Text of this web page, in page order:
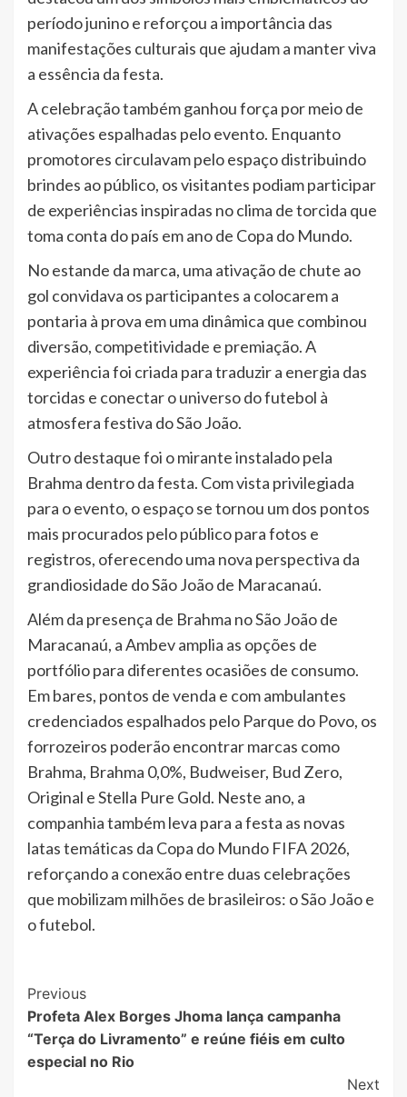
período junino e reforçou a importância das
manifestações culturais que ajudam a manter viva
a essência da festa.
A celebração também ganhou força por meio de
ativações espalhadas pelo evento. Enquanto
promotores circulavam pelo espaço distribuindo
brindes ao público, os visitantes podiam participar
de experiências inspiradas no clima de torcida que
toma conta do país em ano de Copa do Mundo.
No estande da marca, uma ativação de chute ao
gol convidava os participantes a colocarem a
pontaria à prova em uma dinâmica que combinou
diversão, competitividade e premiação. A
experiência foi criada para traduzir a energia das
torcidas e conectar o universo do futebol à
atmosfera festiva do São João.
Outro destaque foi o mirante instalado pela
Brahma dentro da festa. Com vista privilegiada
para o evento, o espaço se tornou um dos pontos
mais procurados pelo público para fotos e
registros, oferecendo uma nova perspectiva da
grandiosidade do São João de Maracanaú.
Além da presença de Brahma no São João de
Maracanaú, a Ambev amplia as opções de
portfólio para diferentes ocasiões de consumo.
Em bares, pontos de venda e com ambulantes
credenciados espalhados pelo Parque do Povo, os
forrozeiros poderão encontrar marcas como
Brahma, Brahma 0,0%, Budweiser, Bud Zero,
Original e Stella Pure Gold. Neste ano, a
companhia também leva para a festa as novas
latas temáticas da Copa do Mundo FIFA 2026,
reforçando a conexão entre duas celebrações
que mobilizam milhões de brasileiros: o São João e
o futebol.
Post
Navigation
Previous
Profeta Alex Borges Jhoma lança campanha
“Terça do Livramento” e reúne fiéis em culto
especial no Rio
Next